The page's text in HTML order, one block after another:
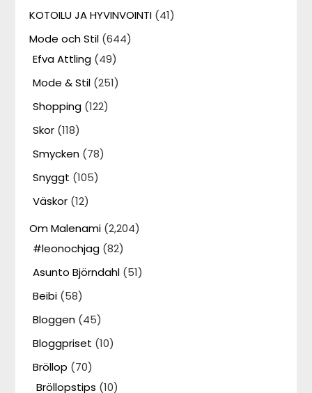
KOTOILU JA HYVINVOINTI (41)
Mode och Stil (644)
Efva Attling (49)
Mode & Stil (251)
Shopping (122)
Skor (118)
Smycken (78)
Snyggt (105)
Väskor (12)
Om Malenami (2,204)
#leonochjag (82)
Asunto Björndahl (51)
Beibi (58)
Bloggen (45)
Bloggpriset (10)
Bröllop (70)
Bröllopstips (10)